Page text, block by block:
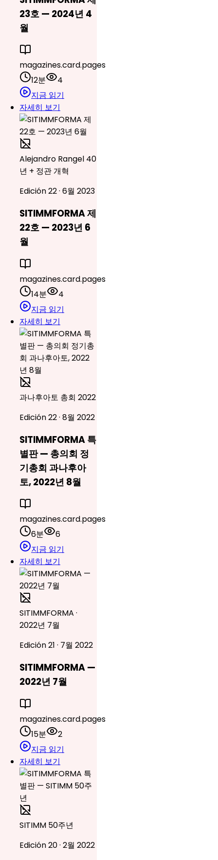
23호 — 2024년 4
월
magazines.card.pages
12분
4
지금 읽기
자세히 보기
Alejandro Rangel 40
년 + 정관 개혁
Edición 22 · 6월 2023
SITIMMFORMA 제
22호 — 2023년 6
월
magazines.card.pages
14분
4
지금 읽기
자세히 보기
과나후아토 총회 2022
Edición 22 · 8월 2022
SITIMMFORMA 특
별판 — 총의회 정
기총회 과나후아
토, 2022년 8월
magazines.card.pages
6분
6
지금 읽기
자세히 보기
SITIMMFORMA ·
2022년 7월
Edición 21 · 7월 2022
SITIMMFORMA —
2022년 7월
magazines.card.pages
15분
2
지금 읽기
자세히 보기
SITIMM 50주년
Edición 20 · 2월 2022